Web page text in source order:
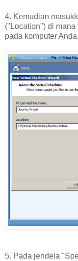
4. Kemudian
("Location") di
pada komputer
5. Pada jendela